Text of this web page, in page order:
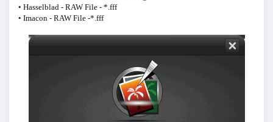
• Hasselblad - RAW File - *.fff
• Imacon - RAW File -*.fff